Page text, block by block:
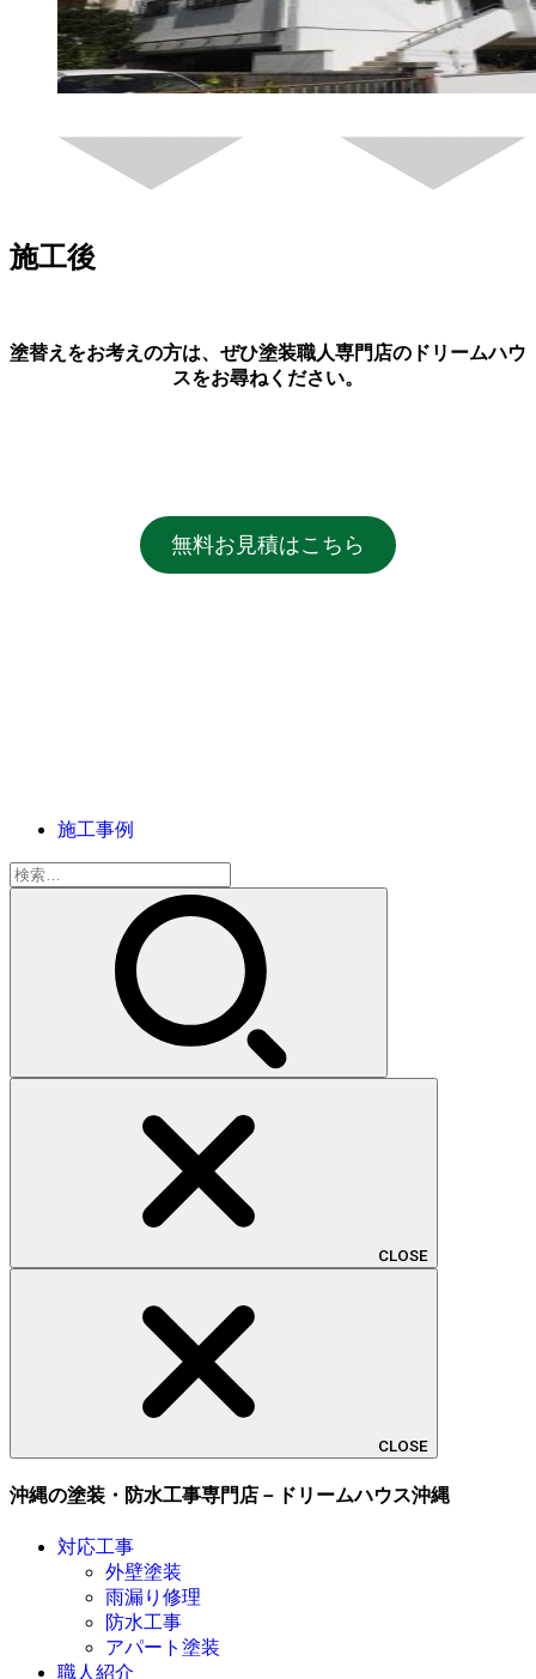
施工後
塗替えをお考えの方は、ぜひ塗装職人専門店の ドリームハウ
スをお尋ねください。
無料お見積はこちら
施工事例
検
索:
CLOSE
CLOSE
沖縄の塗装・防水工事専門店－ドリームハウス沖縄
対応工事
外壁塗装
雨漏り修理
防水工事
アパート塗装
職人紹介